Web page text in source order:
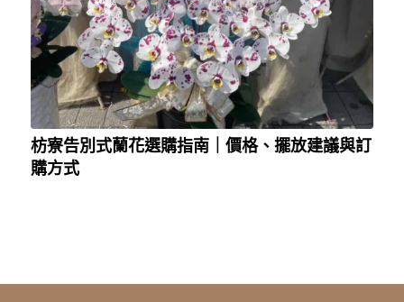
枋寮告別式蘭花選購指南｜價格、擺放建議與訂
購方式